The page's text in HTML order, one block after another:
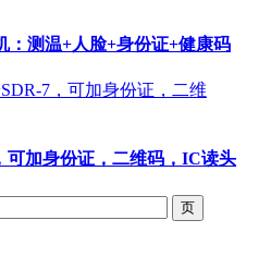
：测温+人脸+身份证+健康码
可加身份证，二维码，IC读头